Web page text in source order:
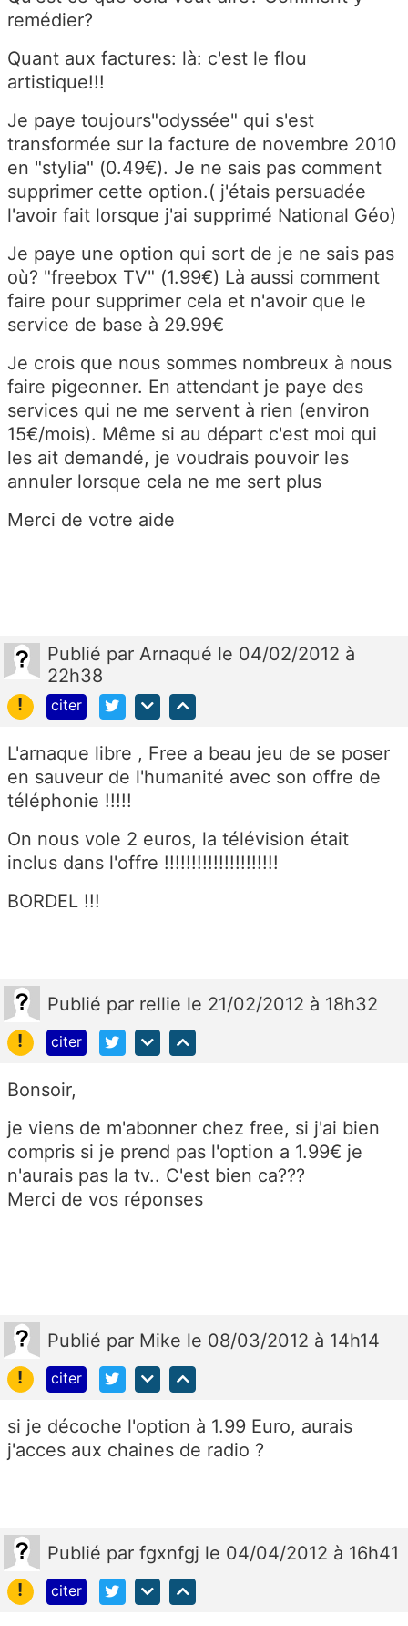
remédier?
Quant aux factures: là: c'est le flou
artistique!!!
Je paye toujours"odyssée" qui s'est
transformée sur la facture de novembre 2010
en "stylia" (0.49€). Je ne sais pas comment
supprimer cette option.( j'étais persuadée
l'avoir fait lorsque j'ai supprimé National Géo)
Je paye une option qui sort de je ne sais pas
où? "freebox TV" (1.99€) Là aussi comment
faire pour supprimer cela et n'avoir que le
service de base à 29.99€
Je crois que nous sommes nombreux à nous
faire pigeonner. En attendant je paye des
services qui ne me servent à rien (environ
15€/mois). Même si au départ c'est moi qui
les ait demandé, je voudrais pouvoir les
annuler lorsque cela ne me sert plus
Merci de votre aide
Publié par Arnaqué le 04/02/2012 à
22h38
!
citer
L'arnaque libre , Free a beau jeu de se poser
en sauveur de l'humanité avec son offre de
téléphonie !!!!!
On nous vole 2 euros, la télévision était
inclus dans l'offre !!!!!!!!!!!!!!!!!!!!!
BORDEL !!!
Publié par rellie le 21/02/2012 à 18h32
!
citer
Bonsoir,
je viens de m'abonner chez free, si j'ai bien
compris si je prend pas l'option a 1.99€ je
n'aurais pas la tv.. C'est bien ca???
Merci de vos réponses
Publié par Mike le 08/03/2012 à 14h14
!
citer
si je décoche l'option à 1.99 Euro, aurais
j'acces aux chaines de radio ?
Publié par fgxnfgj le 04/04/2012 à 16h41
!
citer